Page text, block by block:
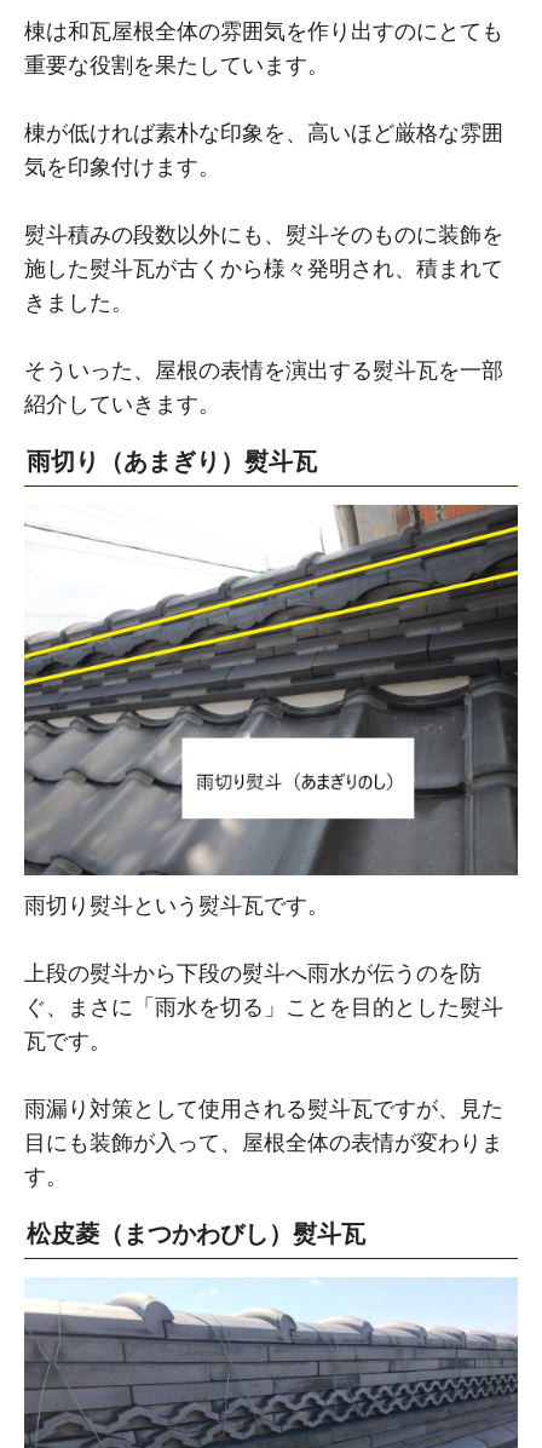
棟は和瓦屋根全体の雰囲気を作り出すのにとても
重要な役割を果たしています。
棟が低ければ素朴な印象を、高いほど厳格な雰囲
気を印象付けます。
熨斗積みの段数以外にも、熨斗そのものに装飾を
施した熨斗瓦が古くから様々発明され、積まれて
きました。
そういった、屋根の表情を演出する熨斗瓦を一部
紹介していきます。
雨切り（あまぎり）熨斗瓦
雨切り熨斗という熨斗瓦です。
上段の熨斗から下段の熨斗へ雨水が伝うのを防
ぐ、まさに「雨水を切る」ことを目的とした熨斗
瓦です。
雨漏り対策として使用される熨斗瓦ですが、見た
目にも装飾が入って、屋根全体の表情が変わりま
す。
松皮菱（まつかわびし）熨斗瓦